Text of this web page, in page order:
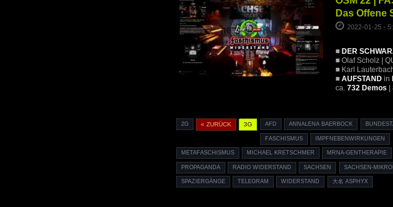
Das Offene
2022-01-25 -
■ DER
■ Olaf Scholz |
■ Karl
■ AUFSTANDin
ca. 732 Demos
2G « ZURÜCK 3G AFD ANNALENA BAERBOCK
FASCHISMUS IMPFNEBENWIRKUNGEN
METAFASCHISMUS MICHAEL KRETSCHMER MRNA-GENTHERAPIE
PROPAGANDA RADIO WIDERSTAND SACHSEN SACHSEN-
SPAZIERGÄNGE TELEGRAM WIDERSTAND 大名 ASPHYX